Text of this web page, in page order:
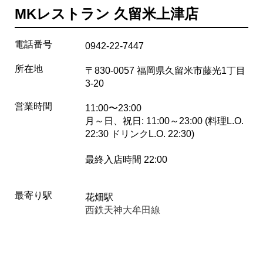
MKレストラン 久留米上津店
電話番号 0942-22-7447
所在地
〒830-0057 福岡県久留米市藤光1丁目
3-20
営業時間
11:00〜23:00
月～日、祝日: 11:00～23:00 (料理L.O.
22:30 ドリンクL.O. 22:30)
最終入店時間 22:00
最寄り駅
花畑駅
西鉄天神大牟田線